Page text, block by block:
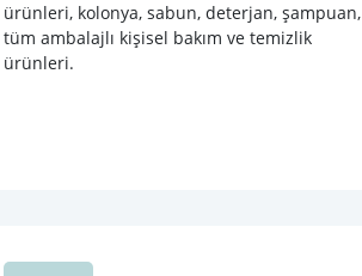
ürünleri, kolonya, sabun, deterjan, şampuan,
tüm ambalajlı kişisel bakım ve temizlik
ürünleri.